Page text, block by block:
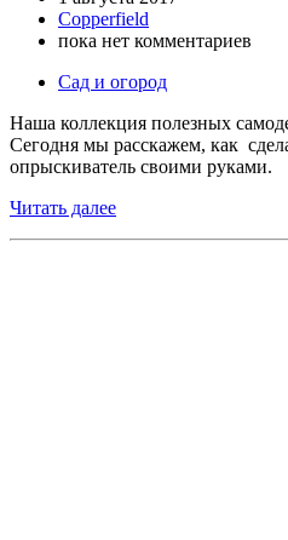
Copperfield
пока нет комментариев
Сад и огород
Наша коллекция полезных
Сегодня мы расскажем, как
опрыскиватель своими руками.
Читать далее